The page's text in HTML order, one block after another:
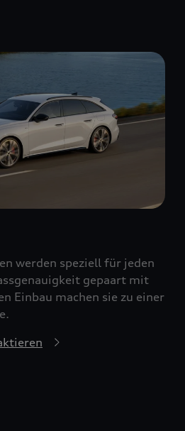
werden speziell für jeden
gepaart mit
Einbau machen sie zu einer